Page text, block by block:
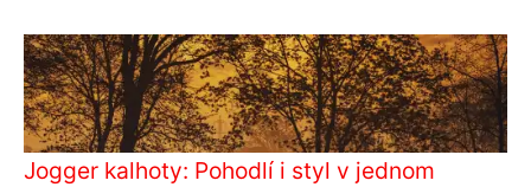
Jogger kalhoty: Pohodlí i styl v jednom